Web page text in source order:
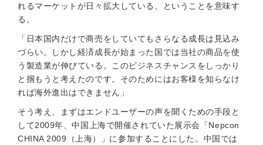
れるマーケットが日々拡大している、ということを意味す
る。
「日本国内だけで商売をしていてもさらなる成長は見込み
づらい。しかし経済成長が始まった国では当社の商品を使
う製造業が伸びている。このビジネスチャンスをしっかり
と掴もうと考えたのです。そのためにはお客様を知らなけ
れば海外進出はできません」
そう考え、まずはエンドユーザーの声を聞くための手段と
して2009年、中国上海で開催されていた展示会「Nepcon
CHINA 2009（上海）」に参加することにした。中国では